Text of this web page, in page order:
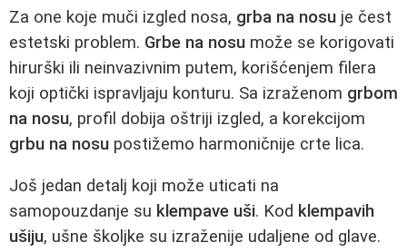
Za one koje muči izgled nosa, grba na nosu je čest
estetski problem. Grbe na nosu može se korigovati
hirurški ili neinvazivnim putem, korišćenjem filera
koji optički ispravljaju konturu. Sa izraženom grbom
na nosu, profil dobija oštriji izgled, a korekcijom
grbu na nosu postižemo harmoničnije crte lica.
Još jedan detalj koji može uticati na
samopouzdanje su klempave uši. Kod klempavih
ušiju, ušne školjke su izraženije udaljene od glave.